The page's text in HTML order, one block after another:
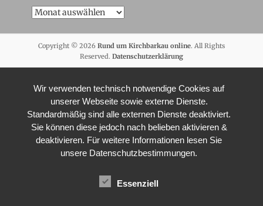
Archive
Copyright © 2026 Rund um Kirchbarkau online. All Rights
Reserved. Datenschutzerklärung
Wir verwenden technisch notwendige Cookies auf
unserer Webseite sowie externe Dienste.
Standardmäßig sind alle externen Dienste deaktiviert.
Sie können diese jedoch nach belieben aktivieren &
deaktivieren. Für weitere Informationen lesen Sie
unsere Datenschutzbestimmungen.
Essenziell